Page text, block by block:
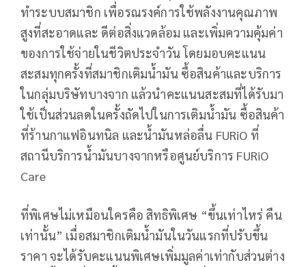
ทำระบบสมาชิก เพื่อรณรงค์การใช้พลังงานคุณภาพ
สูงที่สะอาดและ ดีต่อสิ่งแวดล้อม และเพิ่มความคุ้มค่า
ของการใช้จ่ายในชีวิตประจำวัน โดยมอบคะแนน
สะสมทุกครั้งที่สมาชิกเติมน้ำมัน ซื้อสินค้าและบริการ
ในกลุ่มบริษัทบางจาก แล้วนำคะแนนสะสมที่ได้รับมา
ใช้เป็นส่วนลดในครั้งถัดไปในการเติมน้ำมัน ซื้อสินค้า
ที่ร้านกาแฟอินทนิล และน้ำมันหล่อลื่น FURiO ที่
สถานีบริการน้ำมันบางจากหรือศูนย์บริการ FURiO
Care
ที่พิเศษไม่เหมือนใครคือ สิทธิพิเศษ “ขึ้นเท่าไหร่ คืน
เท่านั้น” เมื่อสมาชิกเติมน้ำมันในวันแรกที่ปรับขึ้น
ราคา จะได้รับคะแนนพิเศษเพิ่มมูลค่าเท่ากับส่วนต่าง